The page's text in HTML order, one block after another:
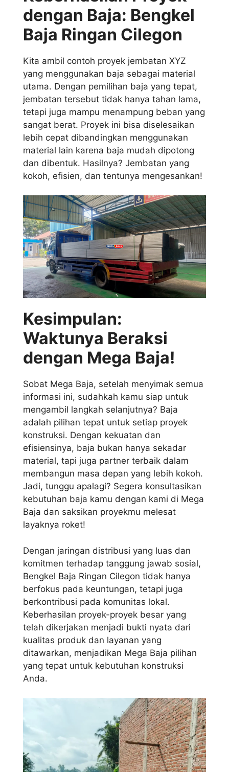
dengan Baja: Bengkel
Baja Ringan Cilegon
Kita ambil contoh proyek jembatan XYZ
yang menggunakan baja sebagai material
utama. Dengan pemilihan baja yang tepat,
jembatan tersebut tidak hanya tahan lama,
tetapi juga mampu menampung beban yang
sangat berat. Proyek ini bisa diselesaikan
lebih cepat dibandingkan menggunakan
material lain karena baja mudah dipotong
dan dibentuk. Hasilnya? Jembatan yang
kokoh, efisien, dan tentunya mengesankan!
Kesimpulan:
Waktunya Beraksi
dengan Mega Baja!
Sobat Mega Baja, setelah menyimak semua
informasi ini, sudahkah kamu siap untuk
mengambil langkah selanjutnya? Baja
adalah pilihan tepat untuk setiap proyek
konstruksi. Dengan kekuatan dan
efisiensinya, baja bukan hanya sekadar
material, tapi juga partner terbaik dalam
membangun masa depan yang lebih kokoh.
Jadi, tunggu apalagi? Segera konsultasikan
kebutuhan baja kamu dengan kami di Mega
Baja dan saksikan proyekmu melesat
layaknya roket!
Dengan jaringan distribusi yang luas dan
komitmen terhadap tanggung jawab sosial,
Bengkel Baja Ringan Cilegon tidak hanya
berfokus pada keuntungan, tetapi juga
berkontribusi pada komunitas lokal.
Keberhasilan proyek-proyek besar yang
telah dikerjakan menjadi bukti nyata dari
kualitas produk dan layanan yang
ditawarkan, menjadikan Mega Baja pilihan
yang tepat untuk kebutuhan konstruksi
Anda.